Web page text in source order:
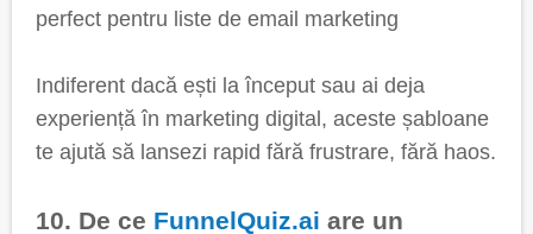
perfect pentru liste de email marketing
Indiferent dacă ești la început sau ai deja
experiență în marketing digital, aceste șabloane
te ajută să lansezi rapid fără frustrare, fără haos.
10. De ce FunnelQuiz.ai are un